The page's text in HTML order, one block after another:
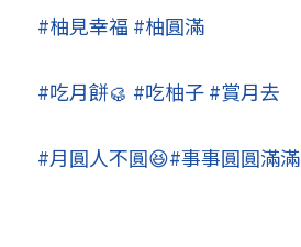
#柚見幸福 #柚圓滿
#吃月餅🥮 #吃柚子#賞月去
#月圓人不圓😆#事事圓圓滿滿